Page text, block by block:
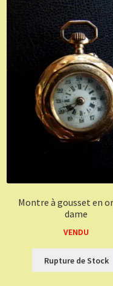
Montre à gousset en
dame
VENDU
Rupture de Stock